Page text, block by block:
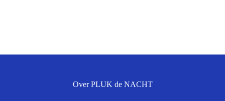
Over PLUK de NACHT